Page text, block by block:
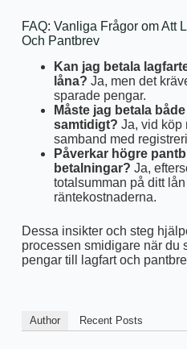
FAQ: Vanliga Frågor om Att
Och Pantbrev
Kan jag betala
låna? Ja, men det
sparade pengar.
Måste jag betala
samtidigt? Ja, vid köp
samband med
Påverkar högre
betalningar? Ja,
totalsumman på ditt
räntekostnaderna.
Dessa insikter och steg
processen smidigare när du
pengar till lagfart och
Author Recent Posts